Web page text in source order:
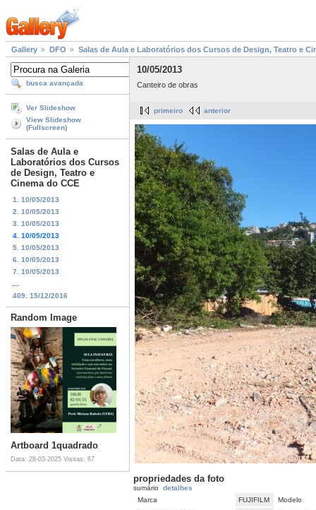
Gallery DFO Salas de Aula e Laboratórios dos Cursos de Design, Teatro e
busca avançada
Ver Slideshow
View Slideshow
(Fullscreen)
Salas de Aula e
Laboratórios dos Cursos
de Design, Teatro e
Cinema do CCE
1. 10/05/2013
2. 10/05/2013
3. 10/05/2013
4. 10/05/2013
5. 10/05/2013
6. 10/05/2013
7. 10/05/2013
409. 15/12/2016
Random Image
Artboard 1quadrado
Data: 28-03-2025 Visitas: 87
10/05/2013
Canteiro de obras
primeiro anterior
propriedades da foto
sumário detalhes
Marca
FUJIFILM
Modelo